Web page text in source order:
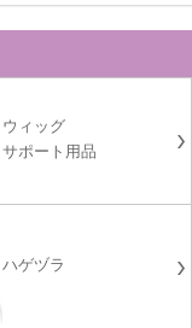
ウィッグ
サポート用品
ハゲヅラ